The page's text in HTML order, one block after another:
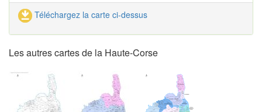
Téléchargez la carte ci-dessus
Les autres cartes de la Haute-Corse